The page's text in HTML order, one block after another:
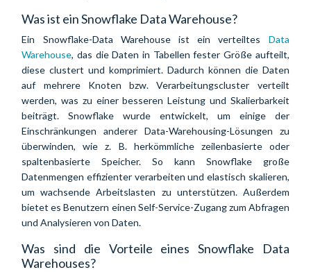
Was ist ein Snowflake Data Warehouse?
Ein Snowflake-Data Warehouse ist ein verteiltes Data
Warehouse, das die Daten in Tabellen fester Größe aufteilt,
diese clustert und komprimiert. Dadurch können die Daten
auf mehrere Knoten bzw. Verarbeitungscluster verteilt
werden, was zu einer besseren Leistung und Skalierbarkeit
beiträgt. Snowflake wurde entwickelt, um einige der
Einschränkungen anderer Data-Warehousing-Lösungen zu
überwinden, wie z. B. herkömmliche zeilenbasierte oder
spaltenbasierte Speicher. So kann Snowflake große
Datenmengen effizienter verarbeiten und elastisch skalieren,
um wachsende Arbeitslasten zu unterstützen. Außerdem
bietet es Benutzern einen Self-Service-Zugang zum Abfragen
und Analysieren von Daten.
Was sind die Vorteile eines Snowflake Data
Warehouses?